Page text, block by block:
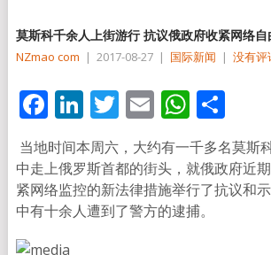
莫斯科千余人上街游行 抗议俄政府收紧网络自
NZmao com | 2017-08-27 | 国际新闻 | 没有评
Facebook
LinkedIn
Twitter
Email分
享
当地时间本周六，大约有一千多名莫斯
中走上俄罗斯首都的街头，就俄政府近
紧网络监控的新法律措施举行了抗议和
中有十余人遭到了警方的逮捕。